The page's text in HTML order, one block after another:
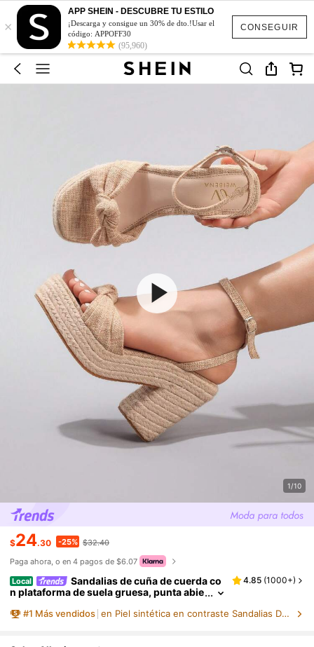
CONSEGUIR
×
APP SHEIN - DESCUBRE TU ESTILO
¡Descarga y consigue un 30% de dto.!Usar el
código: APPOFF30
(95,960)
1/10
$24.30 -25% $32.40
Paga ahora, o en 4 pagos de $6.07
Local
Sandalias de cuña de cuerda co
n plataforma de suela gruesa, punta abie
a vacaciones de verano, uso diario y moda fe
4.85 (1000+)
#1 Más vendidos en Piel sintética en contraste Sandalias De Mujer